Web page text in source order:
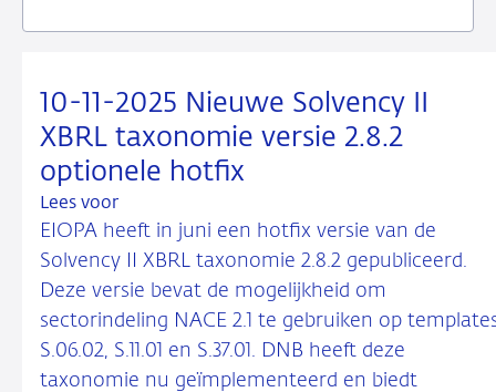
10-11-2025 Nieuwe Solvency II
XBRL taxonomie versie 2.8.2
optionele hotfix
Lees voor
EIOPA heeft in juni een hotfix versie van de
Solvency II XBRL taxonomie 2.8.2 gepubliceerd.
Deze versie bevat de mogelijkheid om
sectorindeling NACE 2.1 te gebruiken op
S.06.02, S.11.01 en S.37.01. DNB heeft deze
taxonomie nu geïmplementeerd en biedt